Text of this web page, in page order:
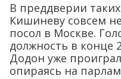
В преддверии
Кишиневу совсем
посол в Москве.
должность в конце
Додон уже
опираясь на